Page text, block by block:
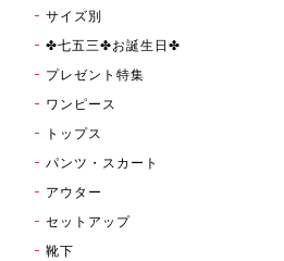
サイズ別
✤七五三✤お誕生日✤
プレゼント特集
ワンピース
トップス
パンツ・スカート
アウター
セットアップ
靴下